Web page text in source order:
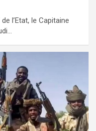
l’Etat, le Capitaine